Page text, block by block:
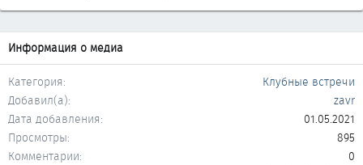
Информация о медиа
Категория
Клубные встречи
Добавил(а)
zavr
Дата добавления
01.05.2021
Просмотры
895
Комментарии
0